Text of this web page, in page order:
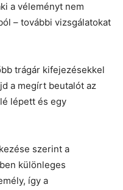
a véleményt nem
– további vizsgálatokat
trágár kifejezésekkel
a megírt beutalót az
lépett és egy
szerint a
különleges
így a